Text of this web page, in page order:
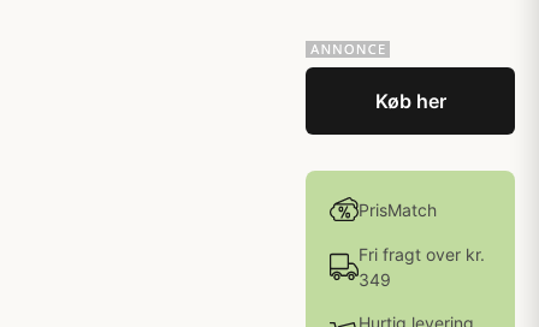
Køb her
PrisMatch
Fri fragt over kr.
349
Hurtig levering